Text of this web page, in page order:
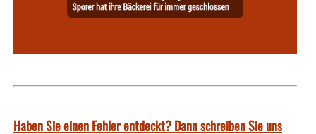
Haben Sie einen Fehler entdeckt? Dann schreiben Sie uns